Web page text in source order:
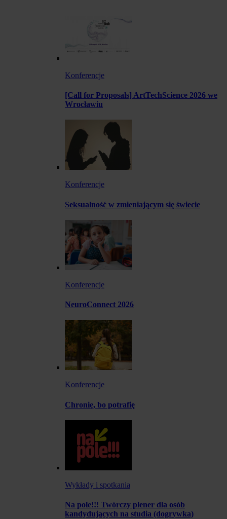
Konferencje
[Call for Proposals] ArtTechScience 2026 we
Wrocławiu
Konferencje
Seksualność w zmieniającym się świecie
Konferencje
NeuroConnect 2026
Konferencje
Chronię, bo potrafię
Wykłady i spotkania
Na pole!!! Twórczy plener dla osób
kandydujących na studia (dogrywka)